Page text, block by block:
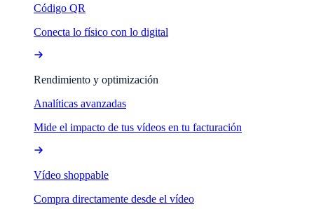
Código QR
Conecta lo físico con lo digital
Rendimiento y optimización
Analíticas avanzadas
Mide el impacto de tus vídeos en tu facturación
Vídeo shoppable
Compra directamente desde el vídeo